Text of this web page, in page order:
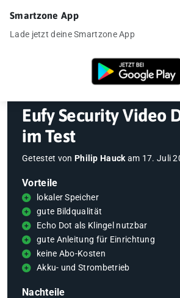
»Eufy Security Video
Eufy Security Video
im Test
Getestet von Philip Hauckam 17. Juli
Vorteile
lokaler Speicher
gute Bildqualität
Echo Dot als Klingel nutzbar
gute Anleitung für Einrichtung
keine Abo-Kosten
Akku- und Strombetrieb
Nachteile
Smartzone App
Lade jetzt deine Smartzone App